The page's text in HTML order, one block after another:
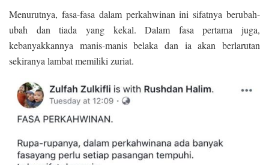
Menurutnya, fasa-fasa dalam perkahwinan ini sifatnya berubah-
ubah dan tiada yang kekal. Dalam fasa pertama juga,
kebanyakkannya manis-manis belaka dan ia akan berlarutan
sekiranya lambat memiliki zuriat.